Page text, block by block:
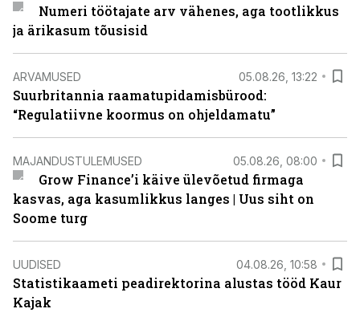
Numeri töötajate arv vähenes, aga tootlikkus
ja ärikasum tõusisid
ARVAMUSED 05.08.26, 13:22
Suurbritannia raamatupidamisbürood:
“Regulatiivne koormus on ohjeldamatu”
MAJANDUSTULEMUSED 05.08.26, 08:00
Grow Finance’i käive ülevõetud firmaga
kasvas, aga kasumlikkus langes | Uus siht on
Soome turg
UUDISED 04.08.26, 10:58
Statistikaameti peadirektorina alustas tööd Kaur
Kajak